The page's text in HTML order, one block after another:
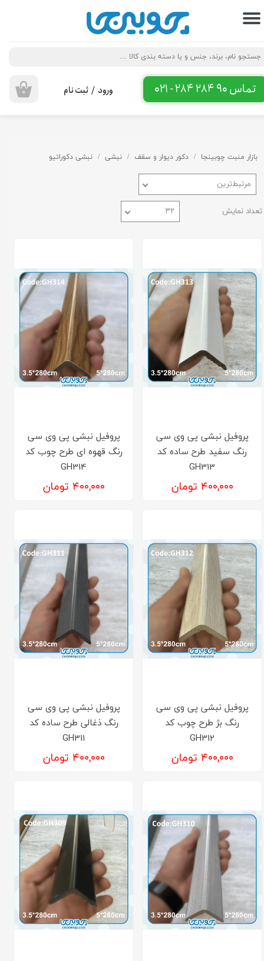
تماس 90 284 284 - 021 ۰ ورود / ثبت نام
حساب کاربری من
تغییر گذر واژه
سفارشات
خروج از حساب کاربری
بازار منبت چوبینجا دکور دیوار و سقف نبشی نبشی دکوراتیو
مرتبط‌ترین
تعداد نمایش ۳۲
پروفیل نبشی پی وی سی
رنگ سفید طرح ساده کد
GH313
۴۰۰,۰۰۰ تومان
پروفیل نبشی پی وی سی
رنگ قهوه ای طرح چوب کد
GH314
۴۰۰,۰۰۰ تومان
پروفیل نبشی پی وی سی
رنگ بژ طرح چوب کد
GH312
۴۰۰,۰۰۰ تومان
پروفیل نبشی پی وی سی
رنگ ذغالی طرح ساده کد
GH311
۴۰۰,۰۰۰ تومان